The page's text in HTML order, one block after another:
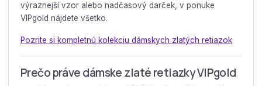
výraznejší vzor alebo nadčasový darček, v ponuke
VIPgold nájdete všetko.
Pozrite si kompletnú kolekciu dámskych zlatých retiazok
Prečo práve dámske zlaté retiazky VIPgold